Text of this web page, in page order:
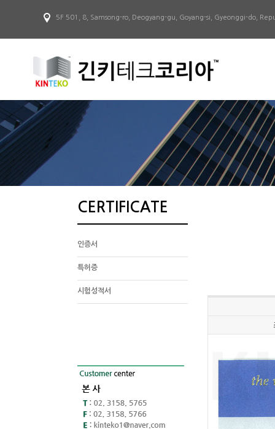
5F 501, 8, Samsong-ro, Deogyang-gu, Goyang-si, Gyeonggi-do,
CERTIFICATE
인증서
특허증
시험성적서